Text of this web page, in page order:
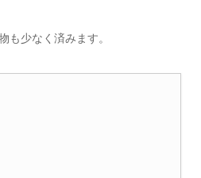
も少なく済みます。